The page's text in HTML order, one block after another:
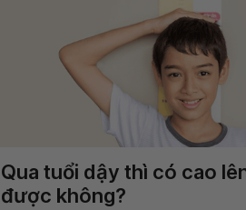
Qua tuổi dậy thì có cao
được không?